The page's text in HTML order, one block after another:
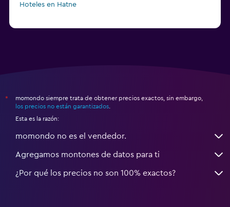
Hoteles en Hatne
*
momondo siempre trata de obtener precios exactos, sin embargo,
los precios no están garantizados
Esta es la razón:
momondo no es el vendedor.
Agregamos montones de datos para ti
¿Por qué los precios no son 100% exactos?